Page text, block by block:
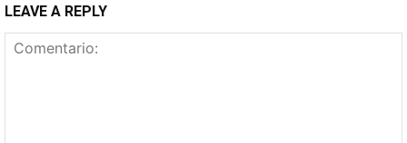
LEAVE A REPLY